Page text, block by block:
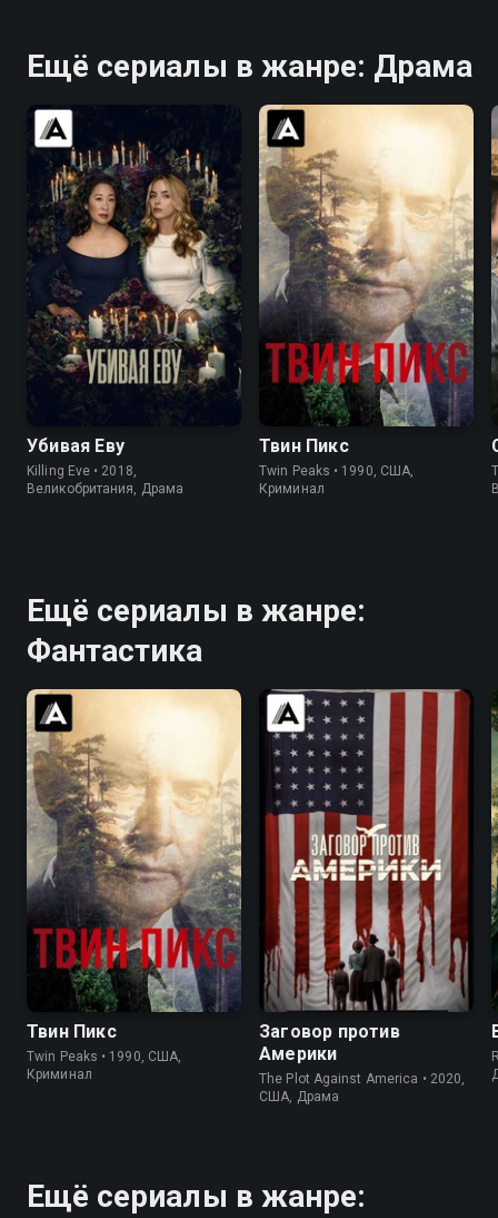
Ещё сериалы в жанре: Драма
7.7 8.1
Убивая Еву
Killing Eve • 2018,
Великобритания, Драма
8.4 8.7
Твин Пикс
Twin Peaks • 1990, США,
Криминал
Ещё сериалы в жанре:
Фантастика
8.4 8.7
Твин Пикс
Twin Peaks • 1990, США,
Криминал
6.7 7.3
Заговор против
Америки
The Plot Against America • 2020,
США, Драма
Ещё сериалы в жанре: